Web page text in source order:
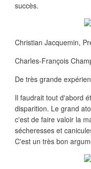
succès.
Christian Jacquemin,
Charles-François
De très grande
Il faudrait tout d'abord
disparition. Le grand
c'est de faire valoir la
sécheresses et
C'est un très bon